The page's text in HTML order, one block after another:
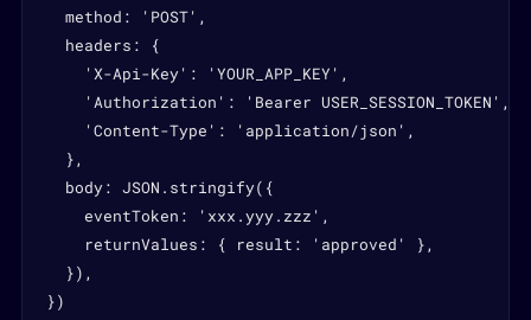
  method: 'POST',
  headers: {
    'X-Api-Key': 'YOUR_APP_KEY',
    'Authorization': 'Bearer USER_SESSION_TOKEN',
    'Content-Type': 'application/json',
  },
  body: JSON.stringify({
    eventToken: 'xxx.yyy.zzz',
    returnValues: { result: 'approved' },
  }),
})